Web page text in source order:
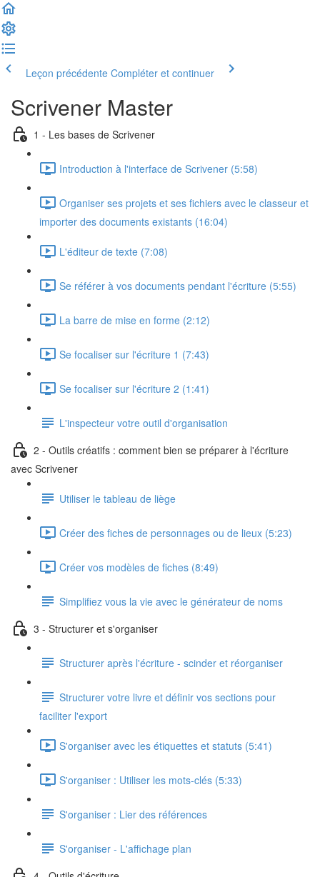
Leçon précédente Compléter et continuer
Scrivener Master
1 - Les bases de Scrivener
Introduction à l'interface de Scrivener (5:58)
Organiser ses projets et ses fichiers avec le classeur et
importer des documents existants (16:04)
L'éditeur de texte (7:08)
Se référer à vos documents pendant l'écriture (5:55)
La barre de mise en forme (2:12)
Se focaliser sur l'écriture 1 (7:43)
Se focaliser sur l'écriture 2 (1:41)
L'inspecteur votre outil d'organisation
2 - Outils créatifs : comment bien se préparer à l'écriture
avec Scrivener
Utiliser le tableau de liège
Créer des fiches de personnages ou de lieux (5:23)
Créer vos modèles de fiches (8:49)
Simplifiez vous la vie avec le générateur de noms
3 - Structurer et s'organiser
Structurer après l'écriture - scinder et réorganiser
Structurer votre livre et définir vos sections pour
faciliter l'export
S'organiser avec les étiquettes et statuts (5:41)
S'organiser : Utiliser les mots-clés (5:33)
S'organiser : Lier des références
S'organiser - L'affichage plan